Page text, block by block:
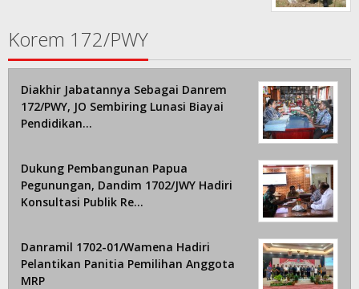
Korem 172/PWY
Diakhir Jabatannya Sebagai Danrem
172/PWY, JO Sembiring Lunasi Biayai
Pendidikan…
Dukung Pembangunan Papua
Pegunungan, Dandim 1702/JWY Hadiri
Konsultasi Publik Re…
Danramil 1702-01/Wamena Hadiri
Pelantikan Panitia Pemilihan Anggota
MRP